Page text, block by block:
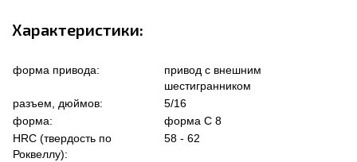
Характеристики:
форма привода:
привод с внешним
шестигранником
разъем, дюймов:
5/16
форма:
форма C 8
HRC (твердость по
Роквеллу):
58 - 62